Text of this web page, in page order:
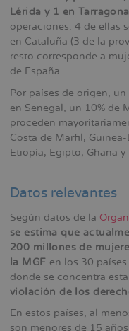
Lérida y 1 en Tarragona
operaciones: 4 de ellas
en Cataluña (3 de la
resto corresponde a
de España.
Por países de origen,
en Senegal, un 10% de
proceden
Costa de Marfil,
Etiopía, Egipto, Ghana y
Datos relevantes
Según datos de la
se estima que
200 millones de
la MGF en los 30
donde se concentra
violación de los
En estos países, al
son menores de 15